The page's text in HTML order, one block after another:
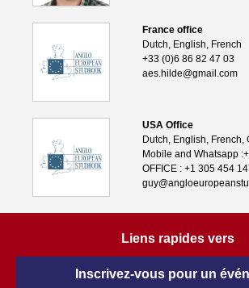
France office
Dutch, English, French
+33 (0)6 86 82 47 03
aes.hilde@gmail.com
USA Office
Dutch, English, French,
Mobile and Whatsapp
OFFICE : +1 305 454
Liens rapides vers
Inscrivez-vous pour un